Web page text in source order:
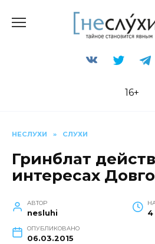
16+
НЕСЛУХИ » СЛУХИ
Гринблат
интересах
АВТОР
nesluhi 4
ОПУБЛИКОВАНО
06.03.2015